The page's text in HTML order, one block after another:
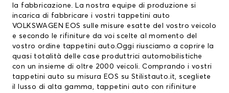
la fabbricazione. La nostra equipe di produzione si
incarica di fabbricare i vostri tappetini auto
VOLKSWAGEN EOS sulle misure esatte del vostro veicolo
e secondo le rifiniture da voi scelte al momento del
vostro ordine tappetini auto.Oggi riusciamo a coprire la
quasi totalità delle case produttrici automobilistiche
con un insieme di oltre 2000 veicoli. Comprando i vostri
tappetini auto su misura EOS su Stilistauto.it, scegliete
il lusso di alta gamma, tappetini auto con rifiniture